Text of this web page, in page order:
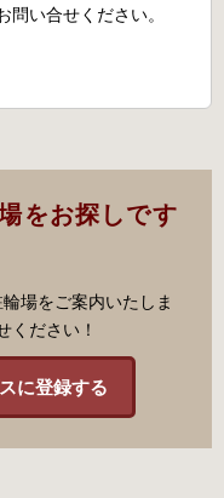
い合せください。
をお探しです
場をご案内いたしま
ください！
に登録する